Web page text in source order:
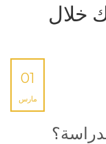
خلال
01
مارس